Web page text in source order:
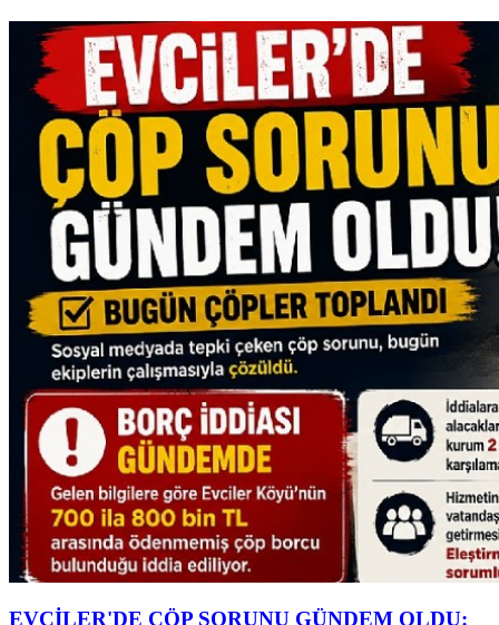
EVCİLER'DE ÇÖP SORUNU GÜNDEM OLDU: